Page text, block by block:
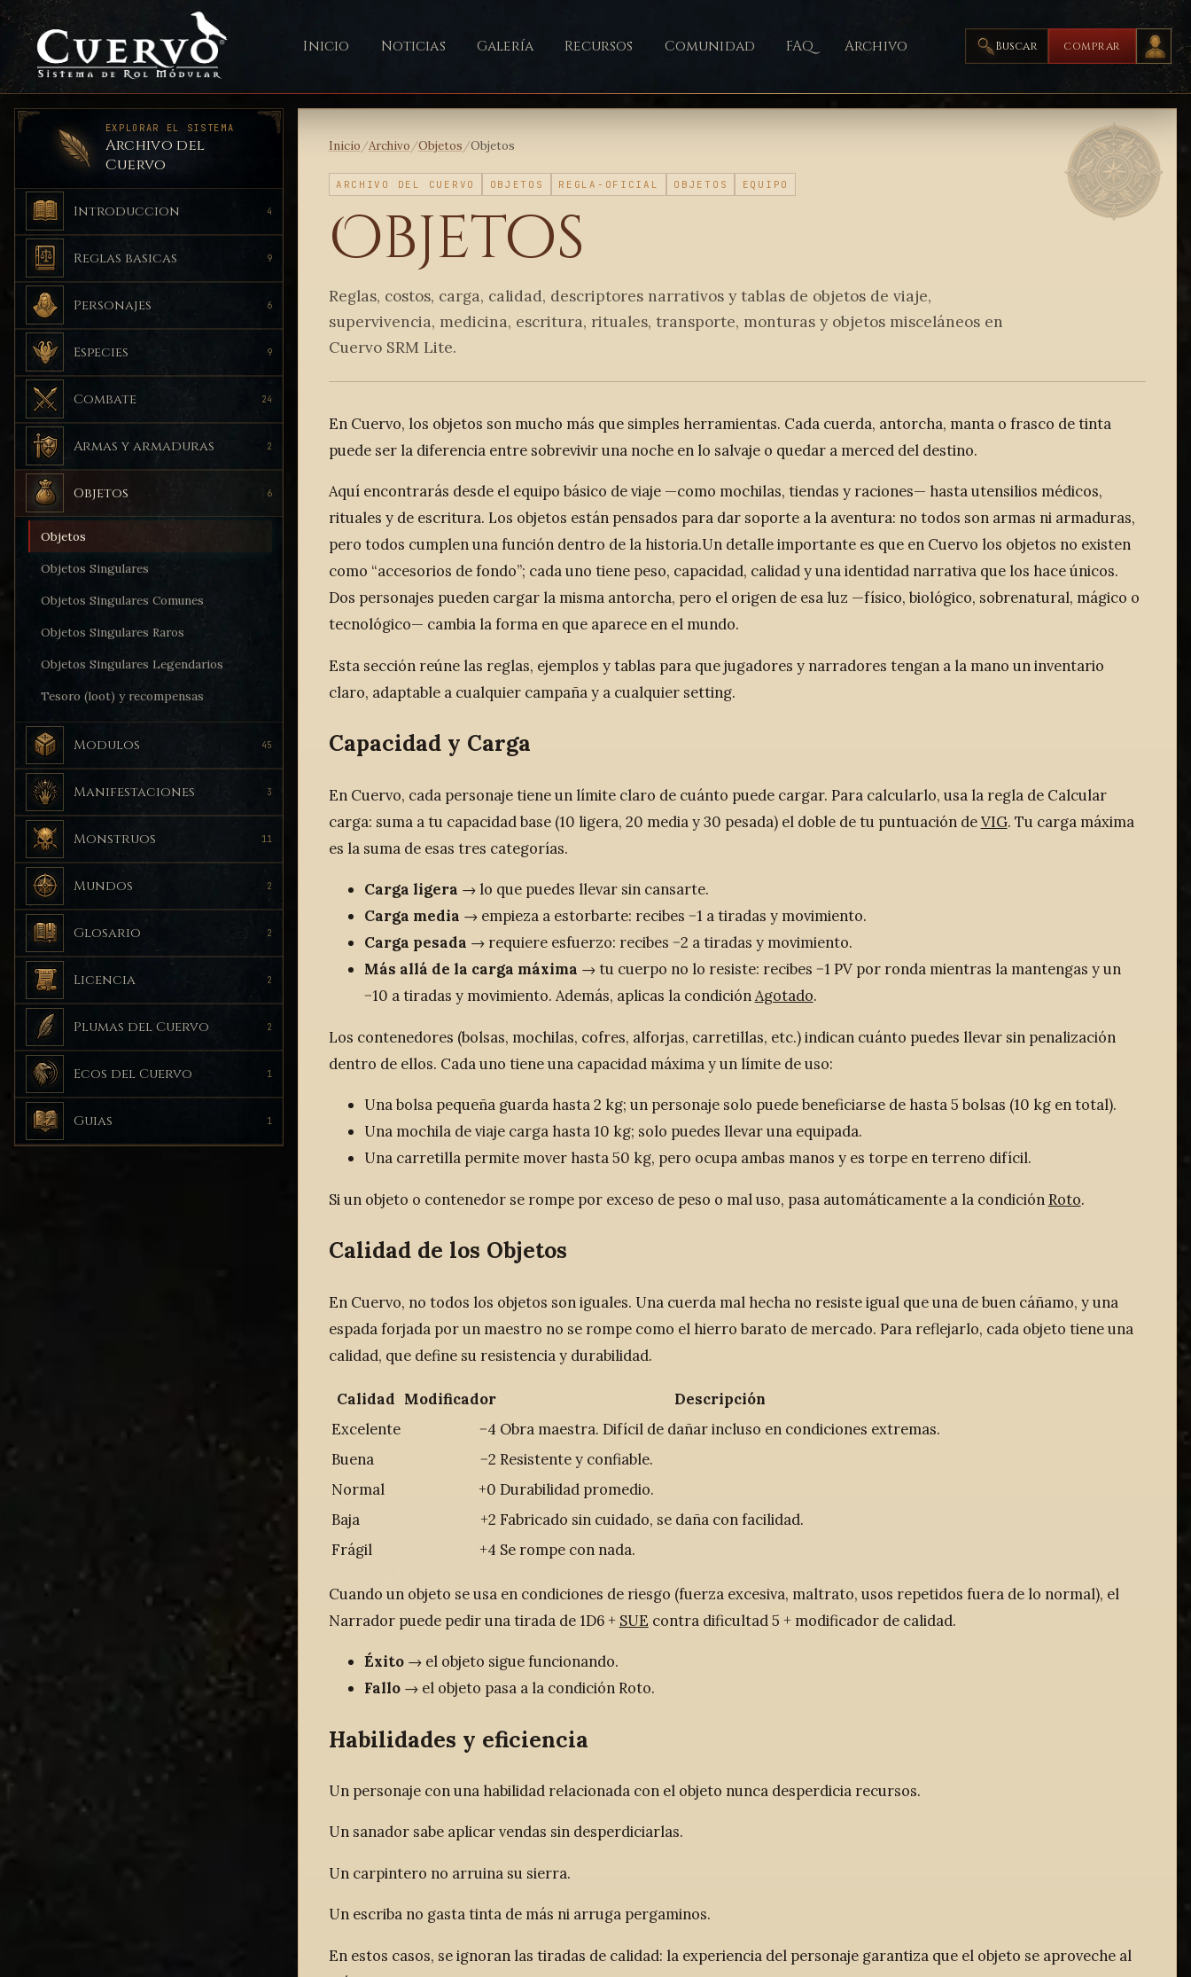
Inicio Noticias Galería Recursos Comunidad FAQ Archivo Buscar COMPRAR
EXPLORAR EL SISTEMA
Archivo del
Cuervo
Introduccion 4
Reglas basicas 9
Personajes 6
Especies 9
Combate 24
Armas y armaduras 2
Objetos 6
Objetos
Objetos Singulares
Objetos Singulares Comunes
Objetos Singulares Raros
Objetos Singulares Legendarios
Tesoro (loot) y recompensas
Modulos 45
Manifestaciones 3
Monstruos 11
Mundos 2
Glosario 2
Licencia 2
Plumas del Cuervo 2
Ecos del Cuervo 1
Guias 1
Inicio/Archivo/Objetos/Objetos
ARCHIVO DEL CUERVO OBJETOS REGLA-OFICIAL OBJETOS EQUIPO
Objetos
Reglas, costos, carga, calidad, descriptores narrativos y tablas de objetos de viaje,
supervivencia, medicina, escritura, rituales, transporte, monturas y objetos misceláneos en
Cuervo SRM Lite.
En Cuervo, los objetos son mucho más que simples herramientas. Cada cuerda, antorcha, manta o frasco de tinta
puede ser la diferencia entre sobrevivir una noche en lo salvaje o quedar a merced del destino.
Aquí encontrarás desde el equipo básico de viaje —como mochilas, tiendas y raciones— hasta utensilios médicos,
rituales y de escritura. Los objetos están pensados para dar soporte a la aventura: no todos son armas ni armaduras,
pero todos cumplen una función dentro de la historia.Un detalle importante es que en Cuervo los objetos no existen
como “accesorios de fondo”; cada uno tiene peso, capacidad, calidad y una identidad narrativa que los hace únicos.
Dos personajes pueden cargar la misma antorcha, pero el origen de esa luz —físico, biológico, sobrenatural, mágico o
tecnológico— cambia la forma en que aparece en el mundo.
Esta sección reúne las reglas, ejemplos y tablas para que jugadores y narradores tengan a la mano un inventario
claro, adaptable a cualquier campaña y a cualquier setting.
Capacidad y Carga
En Cuervo, cada personaje tiene un límite claro de cuánto puede cargar. Para calcularlo, usa la regla de Calcular
carga: suma a tu capacidad base (10 ligera, 20 media y 30 pesada) el doble de tu puntuación deVIG. Tu carga máxima
es la suma de esas tres categorías.
Carga ligera → lo que puedes llevar sin cansarte.
Carga media → empieza a estorbarte: recibes −1 a tiradas y movimiento.
Carga pesada → requiere esfuerzo: recibes −2 a tiradas y movimiento.
Más allá de la carga máxima → tu cuerpo no lo resiste: recibes −1 PV por ronda mientras la mantengas y un
−10 a tiradas y movimiento. Además, aplicas la condiciónAgotado.
Los contenedores (bolsas, mochilas, cofres, alforjas, carretillas, etc.) indican cuánto puedes llevar sin penalización
dentro de ellos. Cada uno tiene una capacidad máxima y un límite de uso:
Una bolsa pequeña guarda hasta 2 kg; un personaje solo puede beneficiarse de hasta 5 bolsas (10 kg en total).
Una mochila de viaje carga hasta 10 kg; solo puedes llevar una equipada.
Una carretilla permite mover hasta 50 kg, pero ocupa ambas manos y es torpe en terreno difícil.
Si un objeto o contenedor se rompe por exceso de peso o mal uso, pasa automáticamente a la condición Roto.
Calidad de los Objetos
En Cuervo, no todos los objetos son iguales. Una cuerda mal hecha no resiste igual que una de buen cáñamo, y una
espada forjada por un maestro no se rompe como el hierro barato de mercado. Para reflejarlo, cada objeto tiene una
calidad, que define su resistencia y durabilidad.
Calidad Modificador
Descripción
Excelente
−4 Obra maestra. Difícil de dañar incluso en condiciones extremas.
Buena
−2 Resistente y confiable.
Normal
+0 Durabilidad promedio.
Baja
+2 Fabricado sin cuidado, se daña con facilidad.
Frágil
+4 Se rompe con nada.
Cuando un objeto se usa en condiciones de riesgo (fuerza excesiva, maltrato, usos repetidos fuera de lo normal), el
Narrador puede pedir una tirada de 1D6 + SUE contra dificultad 5 + modificador de calidad.
Éxito→ el objeto sigue funcionando.
Fallo→ el objeto pasa a la condición Roto.
Habilidades y eficiencia
Un personaje con una habilidad relacionada con el objeto nunca desperdicia recursos.
Un sanador sabe aplicar vendas sin desperdiciarlas.
Un carpintero no arruina su sierra.
Un escriba no gasta tinta de más ni arruga pergaminos.
En estos casos, se ignoran las tiradas de calidad: la experiencia del personaje garantiza que el objeto se aproveche al